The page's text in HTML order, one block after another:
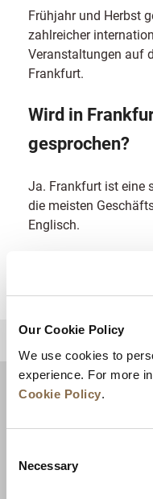
Our Cookie Policy
We use cookies to
experience. For more
Cookie Policy.
Selection
Necessary
Frühjahr und Herbst
zahlreicher
Veranstaltungen auf
Frankfurt.
Wird in
gesprochen?
Ja. Frankfurt ist eine
die meisten
Englisch.